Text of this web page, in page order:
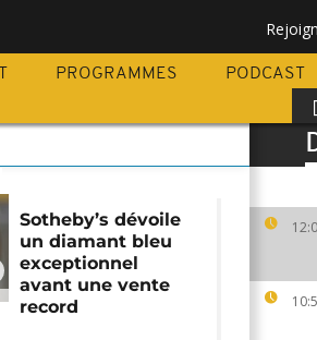
PROGRAMMES
PODCAST
Sotheby’s dévoile
un diamant bleu
exceptionnel
avant une vente
record